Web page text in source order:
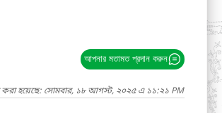
আপনার মতামত প্রদান করুন
করা হয়েছে: সোমবার, ১৮ আগস্ট, ২০২৫ এ ১১:২১ PM